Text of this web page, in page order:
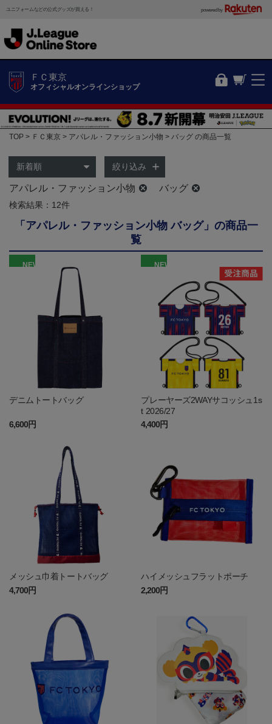
ユニフォームなどの公式グッズが買える！ powered by
ＦＣ東京
オフィシャルオンラインショップ
TOP ＦＣ東京 アパレル・ファッション小物 バッグ の商品一覧
絞り込み
アパレル・ファッション小物 バッグ
検索結果：12件
「アパレル・ファッション小物 バッグ」の商品一
覧
NEW
デニムトートバッグ
6,600円
NEW
プレーヤーズ2WAYサコッシュ1s
t 2026/27
4,400円
メッシュ巾着トートバッグ
4,700円
ハイメッシュフラットポーチ
2,200円